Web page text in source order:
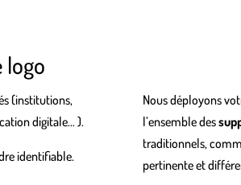
logo
(institutions,
digitale… ).
identifiable.
Nous déployons
l’ensemble des
traditionnels,
pertinente et